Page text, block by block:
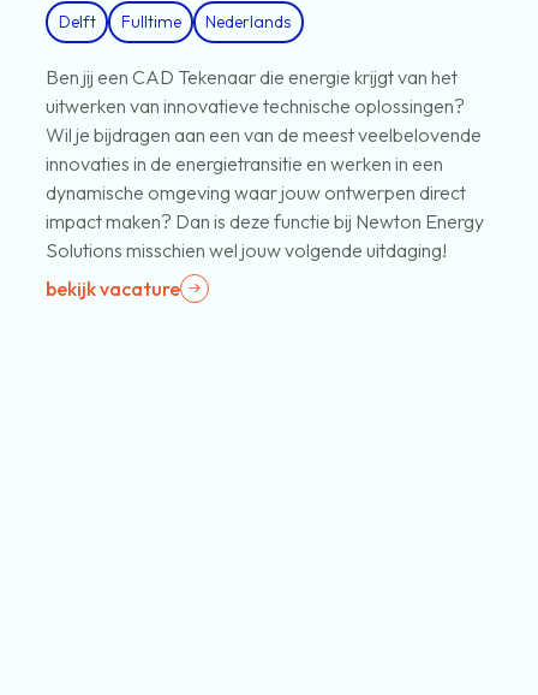
Delft Fulltime Nederlands
Ben jij een CAD Tekenaar die energie krijgt van het
uitwerken van innovatieve technische oplossingen?
Wil je bijdragen aan een van de meest veelbelovende
innovaties in de energietransitie en werken in een
dynamische omgeving waar jouw ontwerpen direct
impact maken? Dan is deze functie bij Newton Energy
Solutions misschien wel jouw volgende uitdaging!
bekijk vacature